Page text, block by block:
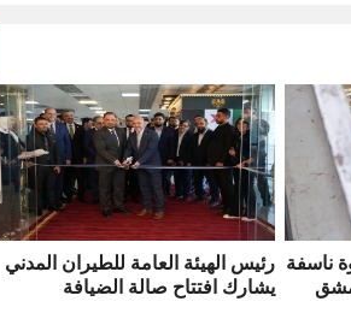
ناسفة رئيس الهيئة العامة للطيران المدني
يشارك افتتاح صالة الضيافة